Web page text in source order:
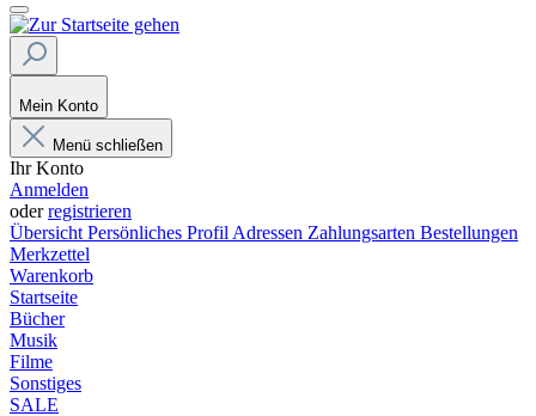
Mein Konto
Menü schließen
Ihr Konto
Anmelden
oderregistrieren
Übersicht Persönliches Profil Adressen Zahlungsarten Bestellungen
Merkzettel
Warenkorb
Startseite
Bücher
Musik
Filme
Sonstiges
SALE